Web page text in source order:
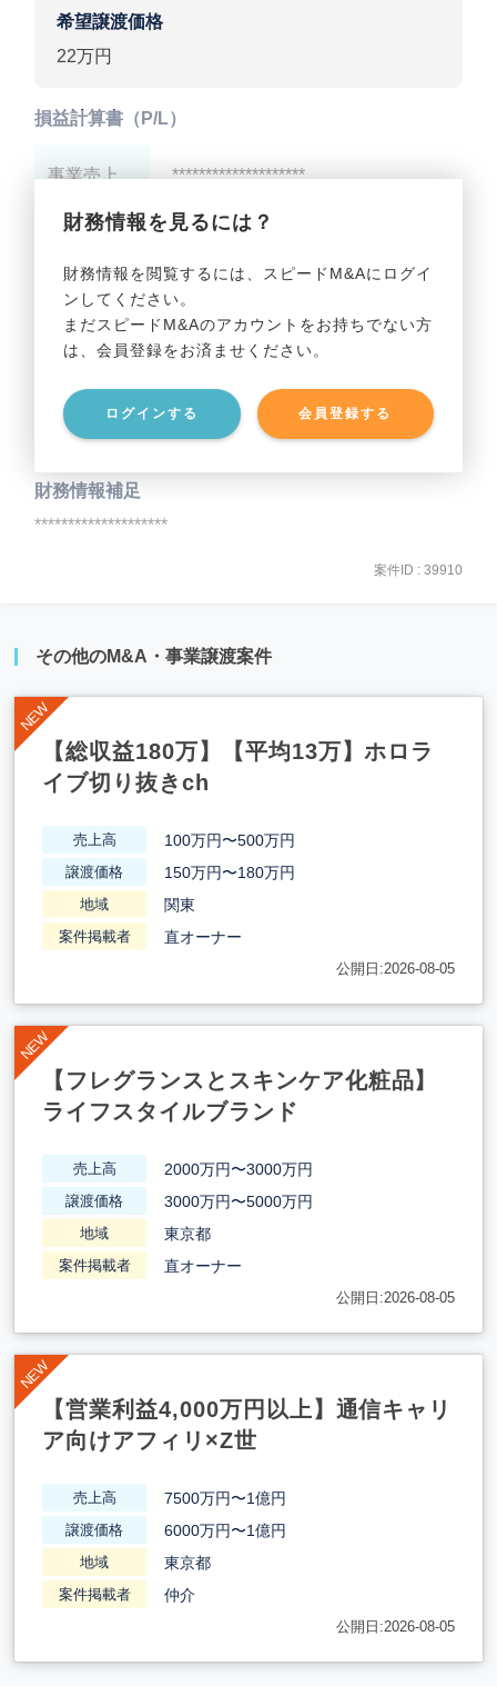
希望譲渡価格
22万円
財務情報を見るには？
財務情報を閲覧するには、スピードM&Aにログイ
ンしてください。
まだスピードM&Aのアカウントをお持ちでない方
は、会員登録をお済ませください。
ログインする 会員登録する
損益計算書（P/L）
事業売上 ********************
事業利益 ********************
貸借対照表（B/S）
事業資産 ********************
事業負債 ********************
財務情報補足
********************
案件ID : 39910
その他のM&A・事業譲渡案件
【総収益180万】【平均13万】ホロラ
イブ切り抜きch
売上高 100万円〜500万円
譲渡価格 150万円〜180万円
地域 関東
案件掲載者 直オーナー
公開日:2026-08-05
【フレグランスとスキンケア化粧品】
ライフスタイルブランド
売上高 2000万円〜3000万円
譲渡価格 3000万円〜5000万円
地域 東京都
案件掲載者 直オーナー
公開日:2026-08-05
【営業利益4,000万円以上】通信キャリ
ア向けアフィリ×Z世
売上高 7500万円〜1億円
譲渡価格 6000万円〜1億円
地域 東京都
案件掲載者 仲介
公開日:2026-08-05